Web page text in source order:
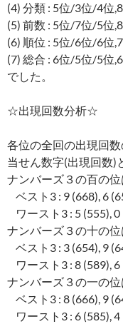
(4) 分類 : 5位/3位/4位
(5) 前数 : 5位/7位/5位
(6) 順位 : 5位/6位/6位
(7) 総合 : 6位/5位/5位
でした。
☆出現回数分析☆
各位の全回の出現回
当せん数字(出現回数)
ナンバーズ３の百の位
ベスト3 : 9 (668), 6
ワースト3 : 5 (555), 0
ナンバーズ３の十の位
ベスト3 : 3 (654), 9
ワースト3 : 8 (589), 6
ナンバーズ３の一の位
ベスト3 : 8 (666), 9
ワースト3 : 6 (585), 4